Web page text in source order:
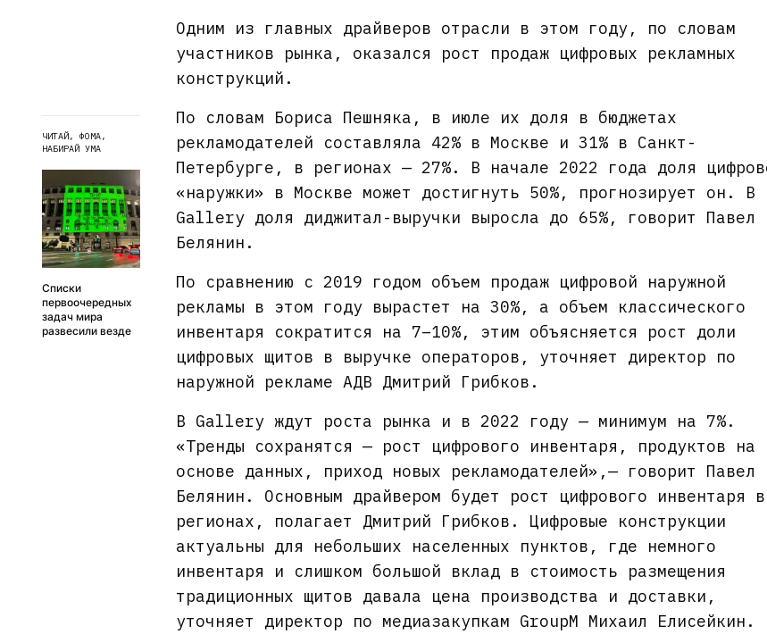
ЧИТАЙ, ФОМА,
НАБИРАЙ УМА
Списки
первоочередных
задач мира
развесили везде
Одним из главных драйверов отрасли в этом году, по словам
участников рынка, оказался рост продаж цифровых рекламных
конструкций.
По словам Бориса Пешняка, в июле их доля в бюджетах
рекламодателей составляла 42% в Москве и 31% в Санкт-
Петербурге, в регионах — 27%. В начале 2022 года доля
«наружки» в Москве может достигнуть 50%, прогнозирует он. В
Gallery доля диджитал-выручки выросла до 65%, говорит Павел
Белянин.
По сравнению с 2019 годом объем продаж цифровой наружной
рекламы в этом году вырастет на 30%, а объем классического
инвентаря сократится на 7–10%, этим объясняется рост доли
цифровых щитов в выручке операторов, уточняет директор по
наружной рекламе АДВ Дмитрий Грибков.
В Gallery ждут роста рынка и в 2022 году — минимум на 7%.
«Тренды сохранятся — рост цифрового инвентаря, продуктов на
основе данных, приход новых рекламодателей»,— говорит Павел
Белянин. Основным драйвером будет рост цифрового инвентаря в
регионах, полагает Дмитрий Грибков. Цифровые конструкции
актуальны для небольших населенных пунктов, где немного
инвентаря и слишком большой вклад в стоимость размещения
традиционных щитов давала цена производства и доставки,
уточняет директор по медиазакупкам GroupM Михаил Елисейкин.